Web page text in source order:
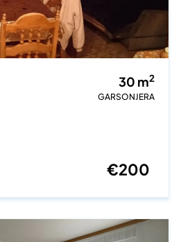
30 m2
GARSONJERA
€200